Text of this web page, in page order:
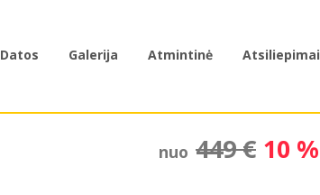
Datos Galerija Atmintinė Atsiliepimai
nuo 449 € 10 %